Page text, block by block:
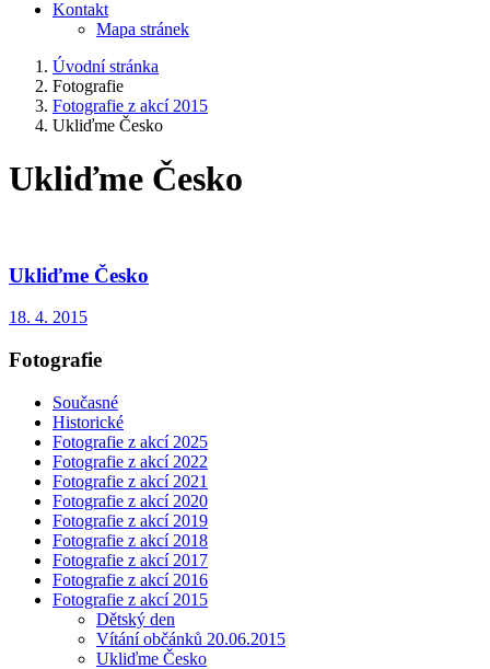
Kontakt
Mapa stránek
Úvodní stránka
Fotografie
Fotografie z akcí 2015
Ukliďme Česko
Ukliďme Česko
Ukliďme Česko
18. 4. 2015
Fotografie
Současné
Historické
Fotografie z akcí 2025
Fotografie z akcí 2022
Fotografie z akcí 2021
Fotografie z akcí 2020
Fotografie z akcí 2019
Fotografie z akcí 2018
Fotografie z akcí 2017
Fotografie z akcí 2016
Fotografie z akcí 2015
Dětský den
Vítání občánků 20.06.2015
Ukliďme Česko